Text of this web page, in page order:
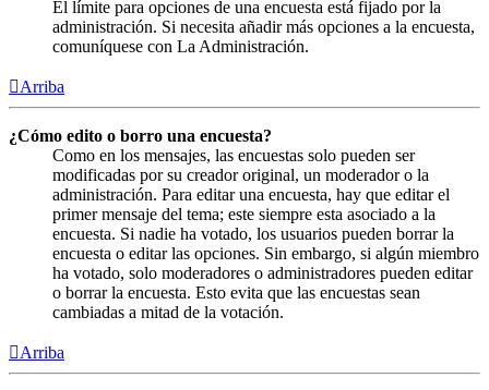
El límite para opciones de una encuesta está fijado por la
administración. Si necesita añadir más opciones a la encuesta,
comuníquese con La Administración.
Arriba
¿Cómo edito o borro una encuesta?
Como en los mensajes, las encuestas solo pueden ser
modificadas por su creador original, un moderador o la
administración. Para editar una encuesta, hay que editar el
primer mensaje del tema; este siempre esta asociado a la
encuesta. Si nadie ha votado, los usuarios pueden borrar la
encuesta o editar las opciones. Sin embargo, si algún miembro
ha votado, solo moderadores o administradores pueden editar
o borrar la encuesta. Esto evita que las encuestas sean
cambiadas a mitad de la votación.
Arriba